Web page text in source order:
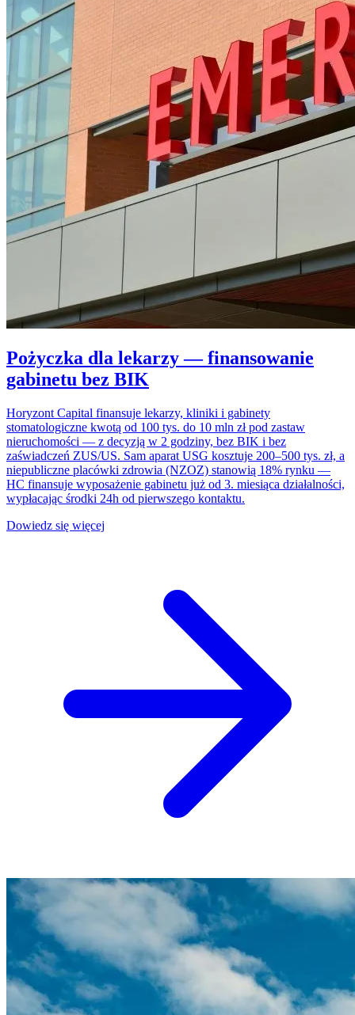
Pożyczka dla lekarzy — finansowanie
gabinetu bez BIK
Horyzont Capital finansuje lekarzy, kliniki i gabinety
stomatologiczne kwotą od 100 tys. do 10 mln zł pod zastaw
nieruchomości — z decyzją w 2 godziny, bez BIK i bez
zaświadczeń ZUS/US. Sam aparat USG kosztuje 200–500 tys. zł, a
niepubliczne placówki zdrowia (NZOZ) stanowią 18% rynku —
HC finansuje wyposażenie gabinetu już od 3. miesiąca działalności,
wypłacając środki 24h od pierwszego kontaktu.
Dowiedz się więcej